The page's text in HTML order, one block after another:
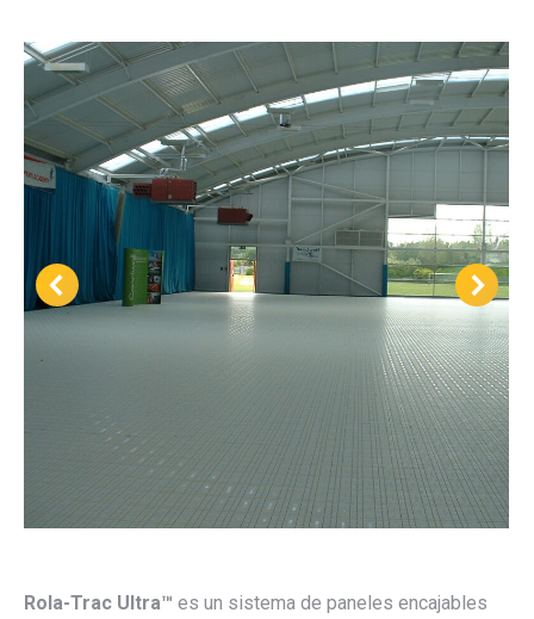
Rola-Trac Ultra™ es un sistema de paneles encajables